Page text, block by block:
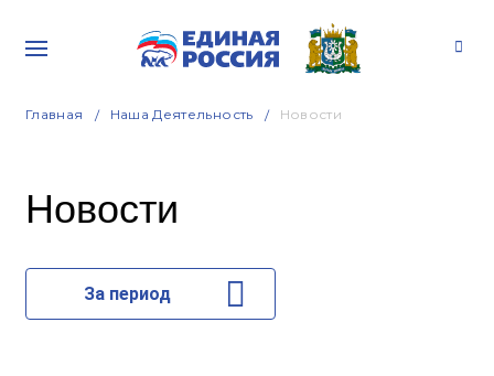
Главная Наша Деятельность Новости
Новости
За период